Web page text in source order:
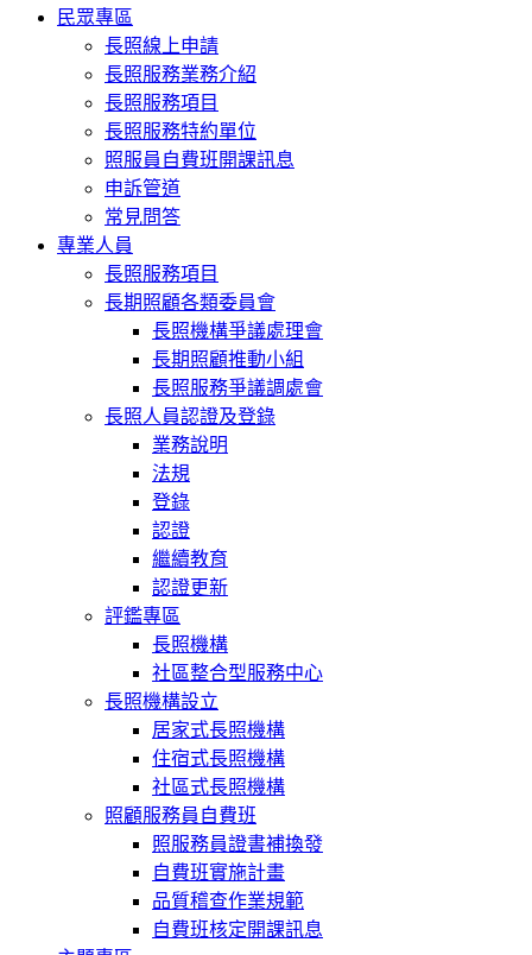
民眾專區
長照線上申請
長照服務業務介紹
長照服務項目
長照服務特約單位
照服員自費班開課訊息
申訴管道
常見問答
專業人員
長照服務項目
長期照顧各類委員會
長照機構爭議處理會
長期照顧推動小組
長照服務爭議調處會
長照人員認證及登錄
業務說明
法規
登錄
認證
繼續教育
認證更新
評鑑專區
長照機構
社區整合型服務中心
長照機構設立
居家式長照機構
住宿式長照機構
社區式長照機構
照顧服務員自費班
照服務員證書補換發
自費班實施計畫
品質稽查作業規範
自費班核定開課訊息